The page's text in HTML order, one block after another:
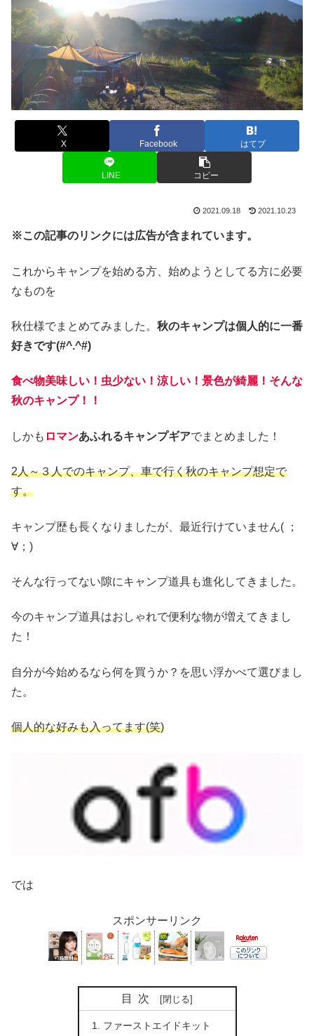
X Facebook はてブ
LINE コピー
2021.09.18 2021.10.23
※この記事のリンクには広告が含まれています。
これからキャンプを始める方、始めようとしてる方に必要
なものを
秋仕様でまとめてみました。 秋のキャンプは個人的に一番
好きです(#^.^#)
食べ物美味しい！虫少ない！涼しい！景色が綺麗！そんな
秋のキャンプ！！
しかも ロマンあふれるキャンプギアでまとめました！
2人～３人でのキャンプ、車で行く秋のキャンプ想定で
す。
キャンプ歴も長くなりましたが、最近行けていません( ；
∀；)
そんな行ってない隙にキャンプ道具も進化してきました。
今のキャンプ道具はおしゃれで便利な物が増えてきまし
た！
自分が今始めるなら何を買うか？を思い浮かべて選びまし
た。
個人的な好みも入ってます(笑)
では
スポンサーリンク
目次
ファーストエイドキット